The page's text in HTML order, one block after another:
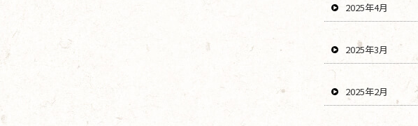
2025年4月
2025年3月
2025年2月